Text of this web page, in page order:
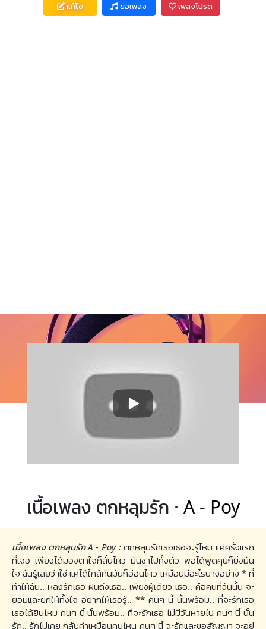
แก้ไข ขอเพลง เพลงโปรด
เนื้อเพลง ตกหลุมรัก · A - Poy
เนื้อเพลง ตกหลุมรัก A - Poy :ตกหลุมรักเธอเธอจะรู้ไหม แค่ครั้งแรก
ที่เจอ เพียงได้มองตาใจก็สั่นไหว มันชาไปทั้งตัว พอได้พูดคุยก็ยิ่งมัน
ใจ ฉันรู้เลยว่าใช่ แค่ได้ใกล้กันมันก็อ่อนไหว เหมือนมีอะไรบางอย่าง * ที่
ทำให้ฉัน.. หลงรักเธอ ฝันถึงเธอ.. เพียงผู้เดียว เธอ.. คือคนที่ฉันนั้น จะ
ยอมและยกให้ทั้งใจ อยากให้เธอรู้.. ** คนๆ นี้ นั้นพร้อม.. ที่จะรักเธอ
เธอได้ยินไหม คนๆ นี้ นั้นพร้อม.. ที่จะรักเธอ ไม่มีวันหายไป คนๆ นี้ นั้น
รัก.. รักไม่เคย กลับคำเหมือนคนไหน คนๆ นี้ จะรักและขอสัญญา จะอยู่